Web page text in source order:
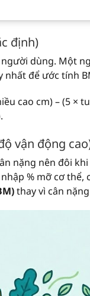
định)
dùng. Một
để ước tính
cao cm) – (5 ×
vận động
nặng nên đôi
% mỡ cơ
thay vì cân